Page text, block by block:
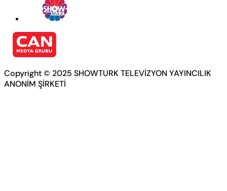
Copyright © 2025 SHOWTURK TELEVİZYON YAYINCILIK
ANONİM ŞİRKETİ